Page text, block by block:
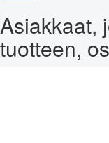
Asiakkaat,
tuotteen,